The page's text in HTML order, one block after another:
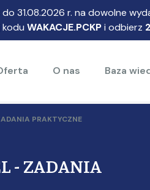
31.08.2026 r. na dowolne
kodu WAKACJE.PCKPi odbierz
O nas Baza
PRAKTYCZNE
- ZADANIA